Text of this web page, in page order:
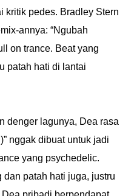
kritik pedes. Bradley Stern
annya: “Ngubah
on trance. Beat yang
patah hati di lantai
denger lagunya, Dea rasa
nggak dibuat untuk jadi
yang psychedelic.
patah hati juga, justru